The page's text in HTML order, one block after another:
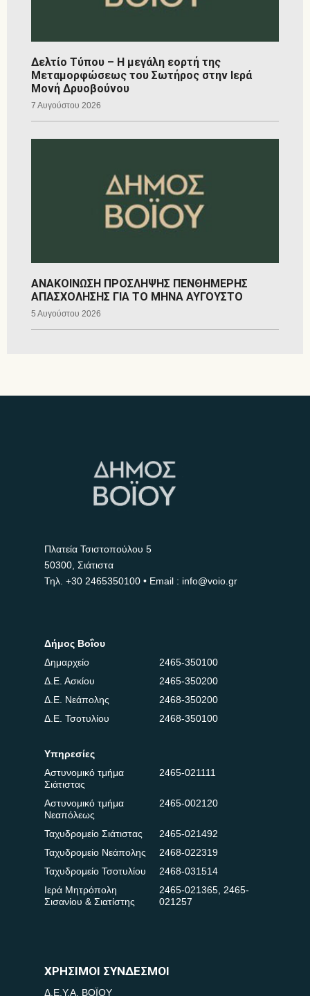
Δελτίο Τύπου – Η μεγάλη εορτή της
Μεταμορφώσεως του Σωτήρος στην Ιερά
Μονή Δρυοβούνου
7 Αυγούστου 2026
ΑΝΑΚΟΙΝΩΣΗ ΠΡΟΣΛΗΨΗΣ ΠΕΝΘΗΜΕΡΗΣ
ΑΠΑΣΧΟΛΗΣΗΣ ΓΙΑ ΤΟ ΜΗΝΑ ΑΥΓΟΥΣΤΟ
5 Αυγούστου 2026
Πλατεία Τσιστοπούλου 5
50300, Σιάτιστα
Τηλ. +30 2465350100 • Email : info@voio.gr
Δήμος Βοΐου
Δημαρχείο
2465-350100
Δ.Ε. Ασκίου
2465-350200
Δ.Ε. Νεάπολης
2468-350200
Δ.Ε. Τσοτυλίου
2468-350100
Υπηρεσίες
Αστυνομικό τμήμα
Σιάτιστας
2465-021111
Αστυνομικό τμήμα
Νεαπόλεως
2465-002120
Ταχυδρομείο Σιάτιστας
2465-021492
Ταχυδρομείο Νεάπολης
2468-022319
Ταχυδρομείο Τσοτυλίου
2468-031514
Ιερά Μητρόπολη
Σισανίου & Σιατίστης
2465-021365, 2465-
021257
ΧΡΗΣΙΜΟΙ ΣΥΝΔΕΣΜΟΙ
Δ.Ε.Υ.Α. ΒΟΪΟΥ